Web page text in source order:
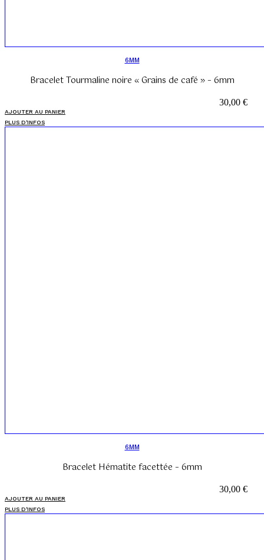
6MM
Bracelet Tourmaline noire « Grains de café » – 6mm
30,00 €
AJOUTER AU PANIER
PLUS D'INFOS
6MM
Bracelet Hématite facettée – 6mm
30,00 €
AJOUTER AU PANIER
PLUS D'INFOS